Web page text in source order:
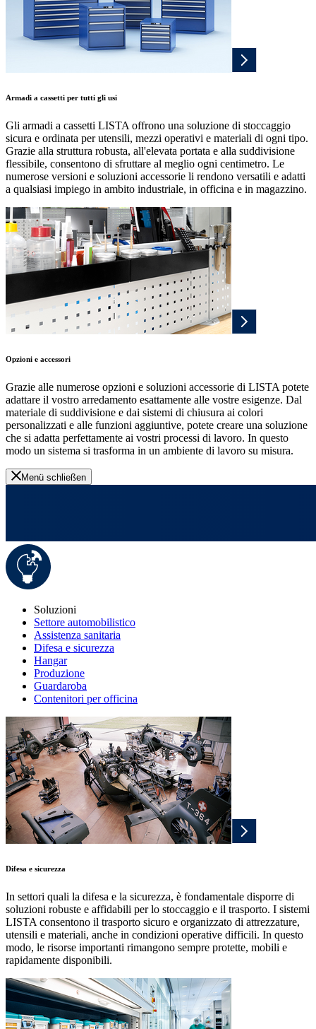
Armadi a cassetti per tutti gli usi
Gli armadi a cassetti LISTA offrono una soluzione di stoccaggio
sicura e ordinata per utensili, mezzi operativi e materiali di ogni tipo.
Grazie alla struttura robusta, all'elevata portata e alla suddivisione
flessibile, consentono di sfruttare al meglio ogni centimetro. Le
numerose versioni e soluzioni accessorie li rendono versatili e adatti
a qualsiasi impiego in ambito industriale, in officina e in magazzino.
Opzioni e accessori
Grazie alle numerose opzioni e soluzioni accessorie di LISTA potete
adattare il vostro arredamento esattamente alle vostre esigenze. Dal
materiale di suddivisione e dai sistemi di chiusura ai colori
personalizzati e alle funzioni aggiuntive, potete creare una soluzione
che si adatta perfettamente ai vostri processi di lavoro. In questo
modo un sistema si trasforma in un ambiente di lavoro su misura.
Menü schließen
Soluzioni
Settore automobilistico
Assistenza sanitaria
Difesa e sicurezza
Hangar
Produzione
Guardaroba
Contenitori per officina
Difesa e sicurezza
In settori quali la difesa e la sicurezza, è fondamentale disporre di
soluzioni robuste e affidabili per lo stoccaggio e il trasporto. I sistemi
LISTA consentono il trasporto sicuro e organizzato di attrezzature,
utensili e materiali, anche in condizioni operative difficili. In questo
modo, le risorse importanti rimangono sempre protette, mobili e
rapidamente disponibili.